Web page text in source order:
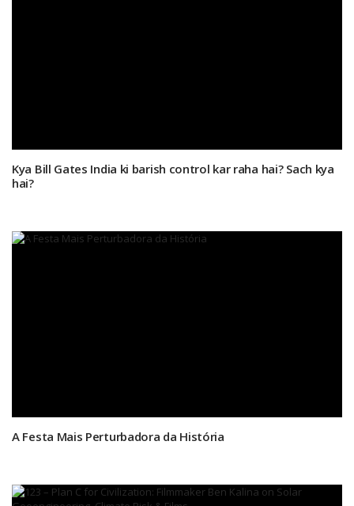
Kya Bill Gates India ki barish control kar raha hai? Sach kya
hai?
A Festa Mais Perturbadora da História